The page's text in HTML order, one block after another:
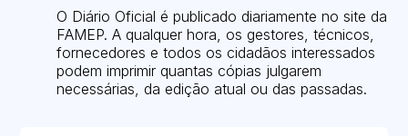
O Diário Oficial é publicado diariamente no site da
FAMEP. A qualquer hora, os gestores, técnicos,
fornecedores e todos os cidadãos interessados
podem imprimir quantas cópias julgarem
necessárias, da edição atual ou das passadas.